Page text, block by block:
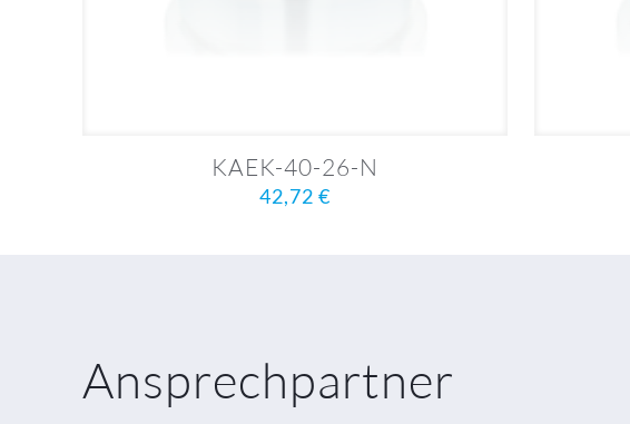
KAEK-40-26-N
42,72€
Ansprechpartner